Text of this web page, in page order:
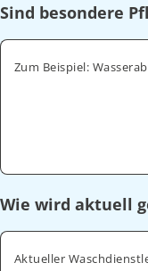
Sind besondere
Wie wird aktuell
Aktueller